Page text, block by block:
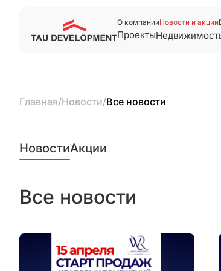
О компанииНовости и акции
Проекты
Главная/Новости/Все новости
НовостиАкции
Все новости